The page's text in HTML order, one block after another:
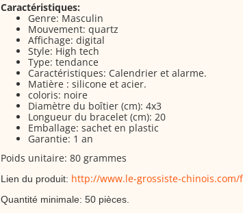
Caractéristiques:
Genre: Masculin
Mouvement: quartz
Affichage: digital
Style: High tech
Type: tendance
Caractéristiques: Calendrier et alarme.
Matière : silicone et acier.
coloris: noire
Diamètre du boîtier (cm): 4x3
Longueur du bracelet (cm): 20
Emballage: sachet en plastic
Garantie: 1 an
Poids unitaire: 80 grammes
Lien du produit: http://www.le-grossiste-chinois.com/
Quantité minimale: 50 pièces.